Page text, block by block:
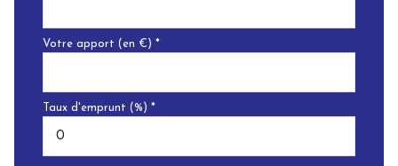
Votre apport (en €) *
Taux d'emprunt (%) *